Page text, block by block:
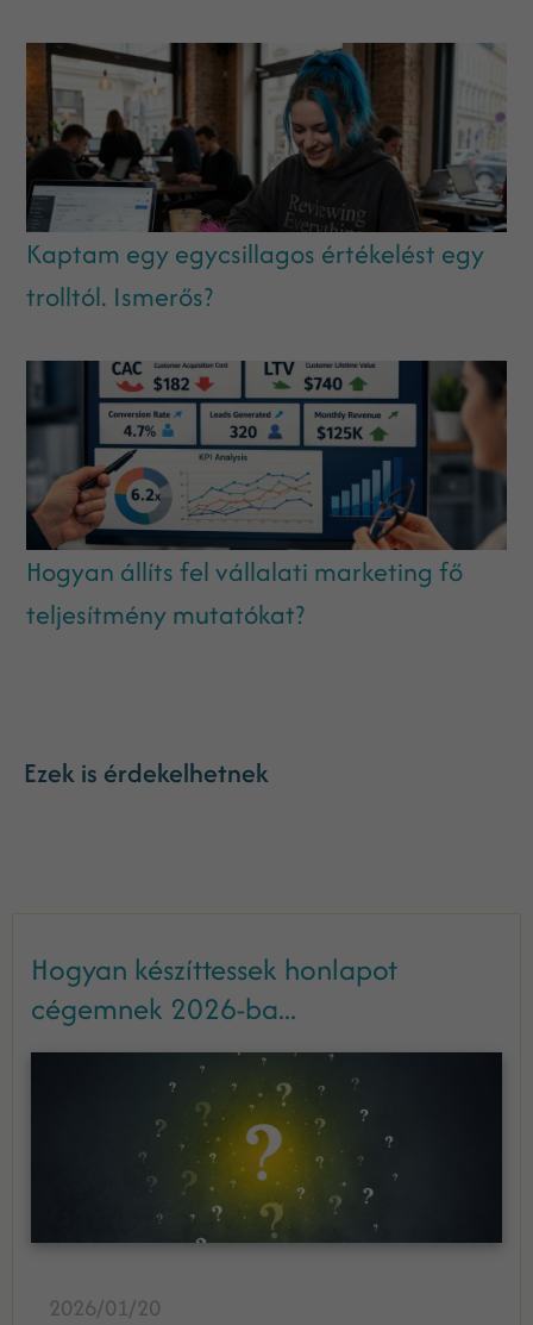
Kaptam egy egycsillagos értékelést egy
trolltól. Ismerős?
Hogyan állíts fel vállalati marketing fő
teljesítmény mutatókat?
Ezek is érdekelhetnek
Hogyan készíttessek honlapot
cégemnek 2026-ba...
2026/01/20